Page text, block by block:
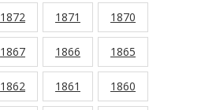
1872 1871 1870
1867 1866 1865
1862 1861 1860